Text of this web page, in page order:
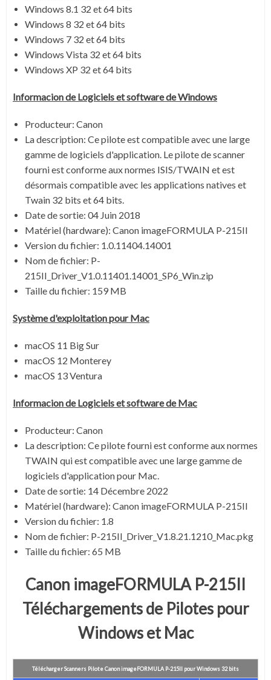
Windows 8.1 32 et 64 bits
Windows 8 32 et 64 bits
Windows 7 32 et 64 bits
Windows Vista 32 et 64 bits
Windows XP 32 et 64 bits
Informacion de Logiciels et software de Windows
Producteur: Canon
La description: Ce pilote est compatible avec une large
gamme de logiciels d'application. Le pilote de scanner
fourni est conforme aux normes ISIS/TWAIN et est
désormais compatible avec les applications natives et
Twain 32 bits et 64 bits.
Date de sortie: 04 Juin 2018
Matériel (hardware): Canon imageFORMULA P-215II
Version du fichier: 1.0.11404.14001
Nom de fichier: P-
215II_Driver_V1.0.11401.14001_SP6_Win.zip
Taille du fichier: 159 MB
Systèmed'exploitation pour Mac
macOS 11 Big Sur
macOS 12 Monterey
macOS 13 Ventura
Informacion de Logiciels et software de Mac
Producteur: Canon
La description: Ce pilote fourni est conforme aux normes
TWAIN qui est compatible avec une large gamme de
logiciels d'application pour Mac.
Date de sortie: 14 Décembre 2022
Matériel (hardware): Canon imageFORMULA P-215II
Version du fichier: 1.8
Nom de fichier: P-215II_Driver_V1.8.21.1210_Mac.pkg
Taille du fichier: 65 MB
Canon imageFORMULA P-215II
Téléchargements de Pilotes pour
Windows et Mac
Télécharger Scanners Pilote Canon imageFORMULA P-215II pour Windows 32 bits